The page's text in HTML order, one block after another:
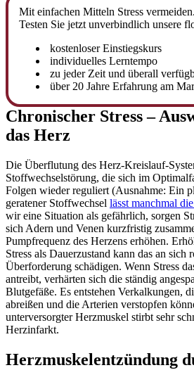
Mit einfachen Mitteln Stress
Testen Sie jetzt unverbindlich unsere
kostenloser Einstiegskurs
individuelles Lerntempo
zu jeder Zeit und überall
über 20 Jahre Erfahrung am
Chronischer Stress –
das Herz
Die Überflutung des Herz-Kreislauf-
Stoffwechselstörung, die sich im
Folgen wieder reguliert (Ausnahme: Ein
geratener Stoffwechsel lässt manchmal
wir eine Situation als gefährlich, sorgen
sich Adern und Venen kurzfristig
Pumpfrequenz des Herzens erhöhen.
Stress als Dauerzustand kann das an sich
Überforderung schädigen. Wenn Stress
antreibt, verhärten sich die ständig
Blutgefäße. Es entstehen Verkalkungen,
abreißen und die Arterien verstopfen
unterversorgter Herzmuskel stirbt sehr
Herzinfarkt.
Herzmuskelentzündung